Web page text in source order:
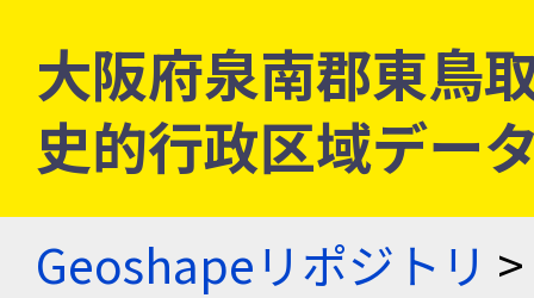
大阪府泉南郡東鳥
史的行政区域デー
Geoshapeリポジトリ >